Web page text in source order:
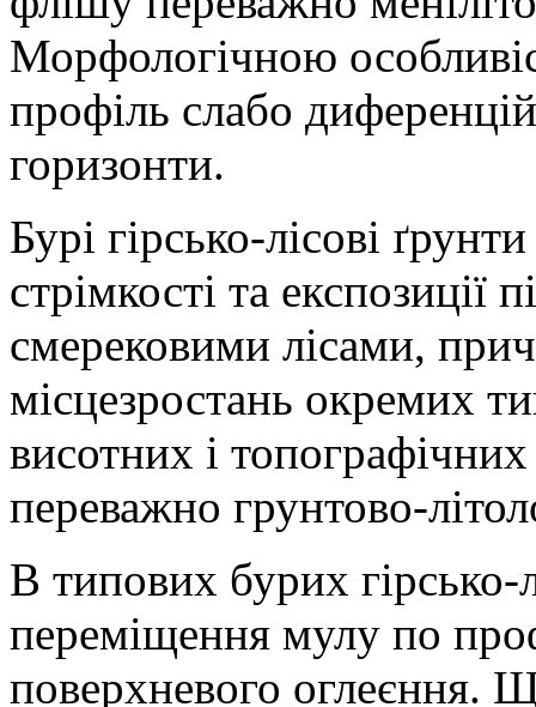
Морфологічною
профіль слабо
горизонти.
Бурі гірсько-лісові
стрімкості та
смерековими лісами,
місцезростань окремих
висотних і
переважно грунтово-
В типових бурих гірсько-
переміщення мулу по
поверхневого оглеєння.